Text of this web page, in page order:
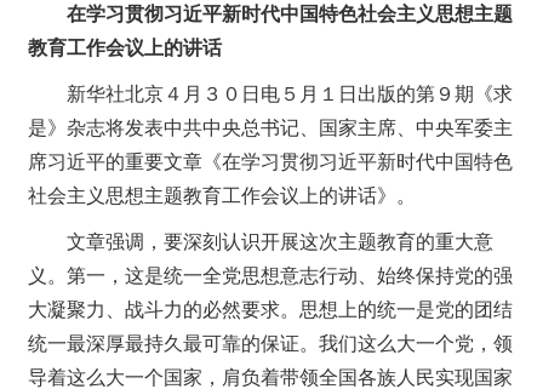
在学习贯彻习近平新时代中国特色社会主义思想主题
教育工作会议上的讲话
新华社北京４月３０日电５月１日出版的第９期《求
是》杂志将发表中共中央总书记、国家主席、中央军委主
席习近平的重要文章《在学习贯彻习近平新时代中国特色
社会主义思想主题教育工作会议上的讲话》。
文章强调，要深刻认识开展这次主题教育的重大意
义。第一，这是统一全党思想意志行动、始终保持党的强
大凝聚力、战斗力的必然要求。思想上的统一是党的团结
统一最深厚最持久最可靠的保证。我们这么大一个党，领
导着这么大一个国家，肩负着带领全国各族人民实现国家